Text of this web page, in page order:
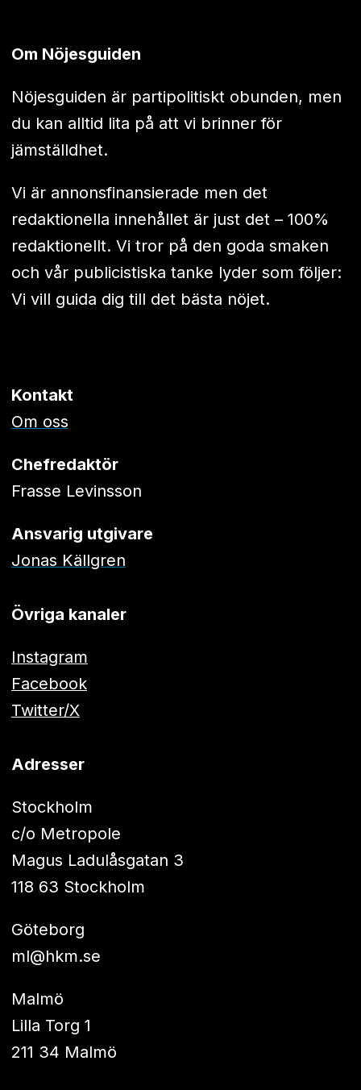
Om Nöjesguiden
Nöjesguiden är partipolitiskt obunden, men
du kan alltid lita på att vi brinner för
jämställdhet.
Vi är annonsfinansierade men det
redaktionella innehållet är just det – 100%
redaktionellt. Vi tror på den goda smaken
och vår publicistiska tanke lyder som följer:
Vi vill guida dig till det bästa nöjet.
Kontakt
Om oss
Chefredaktör
Frasse Levinsson
Ansvarig utgivare
Jonas Källgren
Övriga kanaler
Instagram
Facebook
Twitter/X
Adresser
Stockholm
c/o Metropole
Magus Ladulåsgatan 3
118 63 Stockholm
Göteborg
ml@hkm.se
Malmö
Lilla Torg 1
211 34 Malmö